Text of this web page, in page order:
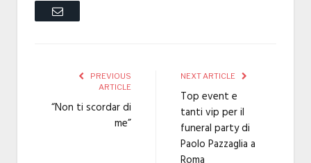
Email
PREVIOUS
ARTICLE
“Non ti scordar di
me”
NEXT ARTICLE
Top event e
tanti vip per il
funeral party di
Paolo Pazzaglia a